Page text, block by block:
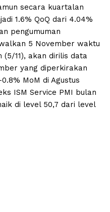
secara kuartalan
1.6% QoQ dari 4.04%
pengumuman
5 November waktu
(5/11), akan dirilis data
yang diperkirakan
MoM di Agustus
ISM Service PMI bulan
di level 50,7 dari level